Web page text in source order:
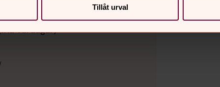
Tillåt urval
vardagar)